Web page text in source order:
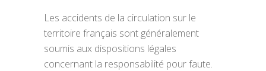
Les accidents de la circulation sur le
territoire français sont généralement
soumis aux dispositions légales
concernant la responsabilité pour faute.